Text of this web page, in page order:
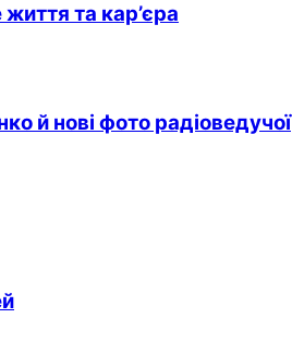
та кар’єра
й нові фото радіоведучої